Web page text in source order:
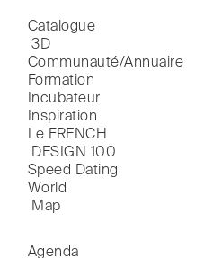
Catalogue
3D
Communauté/Annuaire
Formation
Incubateur
Inspiration
Le FRENCH
DESIGN 100
Speed Dating
World
Map
Agenda